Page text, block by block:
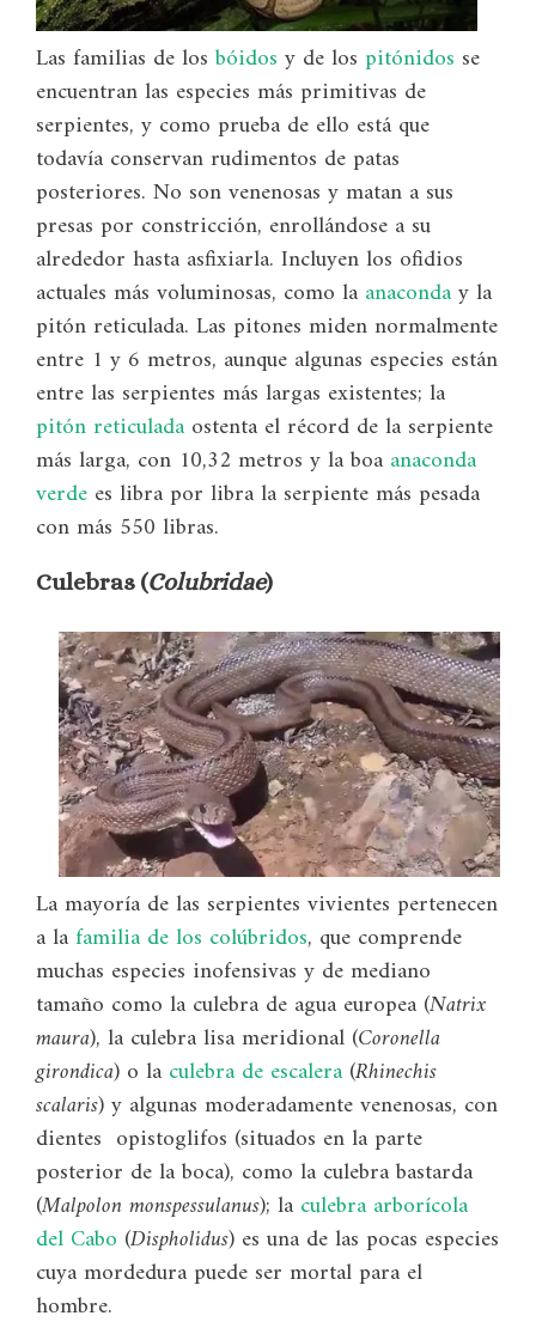
Las familias de losbóidos y de los pitónidos se
encuentran las especies más primitivas de
serpientes, y como prueba de ello está que
todavía conservan rudimentos de patas
posteriores. No son venenosas y matan a sus
presas por constricción, enrollándose a su
alrededor hasta asfixiarla. Incluyen los ofidios
actuales más voluminosas, como la anaconday la
pitón reticulada. Las pitones miden normalmente
entre 1 y 6 metros, aunque algunas especies están
entre las serpientes más largas existentes; la
pitón reticulada ostenta el récord de la serpiente
más larga, con 10,32 metros y la boa anaconda
verde es libra por libra la serpiente más pesada
con más 550 libras.
Culebras (Colubridae)
La mayoría de las serpientes vivientes pertenecen
a lafamilia de los colúbridos, que comprende
muchas especies inofensivas y de mediano
tamaño como la culebra de agua europea (Natrix
maura), la culebra lisa meridional (Coronella
girondica) o la culebra de escalera (Rhinechis
scalaris) y algunas moderadamente venenosas, con
dientes opistoglifos (situados en la parte
posterior de la boca), como la culebra bastarda
(Malpolon monspessulanus); la culebra arborícola
del Cabo (Dispholidus) es una de las pocas especies
cuya mordedura puede ser mortal para el
hombre.